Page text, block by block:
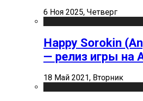
6 Ноя 2025, Четверг
Happy Sorokin
— релиз игры на
18 Май 2021, Вторник